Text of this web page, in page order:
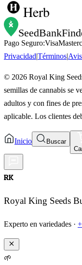
Herb
Pago Seguro:Visa
PrivacidadTérminos
© 2026 Royal King
semillas de cannabis se
adultos y con fines de
aplicable. Los clientes
Inicio
Buscar
RK
Royal King Seeds
Experto en variedades ·
🌱